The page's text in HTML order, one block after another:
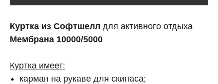
Куртка из Софтшелл для активного отдыха
Мембрана 10000/5000
Куртка имеет:
карман на рукаве для скипаса;